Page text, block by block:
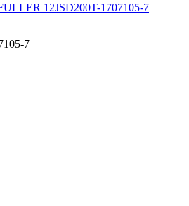
12JSD200T-1707105-7
7